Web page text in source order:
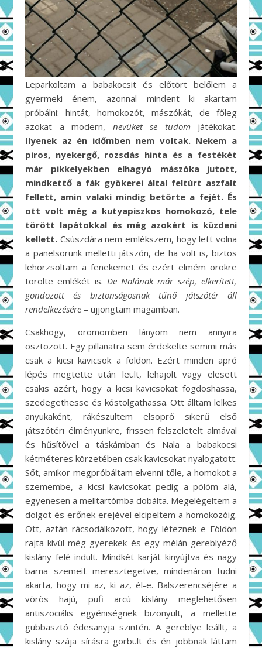
Leparkoltam a babakocsit és előtört belőlem a
gyermeki énem, azonnal mindent ki akartam
próbálni: hintát, homokozót, mászókát, de főleg
azokat a modern, nevüket se tudom játékokat.
Ilyenek az én időmben nem voltak. Nekem a
piros, nyekergő, rozsdás hinta és a festékét
már pikkelyekben elhagyó mászóka jutott,
mindkettő a fák gyökerei által feltúrt aszfalt
fellett, amin valaki mindig betörte a fejét. És
ott volt még a kutyapiszkos homokozó, tele
törött lapátokkal és még azokért is küzdeni
kellett. Csúszdára nem emlékszem, hogy lett volna
a panelsorunk melletti játszón, de ha volt is, biztos
lehorzsoltam a fenekemet és ezért elmém örökre
törölte emlékét is. De Nalának már szép, elkerített,
gondozott és biztonságosnak tűnő játszótér áll
rendelkezésére – ujjongtam magamban.
Csakhogy, örömömben lányom nem annyira
osztozott. Egy pillanatra sem érdekelte semmi más
csak a kicsi kavicsok a földön. Ezért minden apró
lépés megtette után leült, lehajolt vagy elesett
csakis azért, hogy a kicsi kavicsokat fogdoshassa,
szedegethesse és kóstolgathassa. Ott álltam lelkes
anyukaként, rákészültem elsöprő sikerű első
játszótéri élményünkre, frissen felszeletelt almával
és hűsítővel a táskámban és Nala a babakocsi
kétméteres körzetében csak kavicsokat nyalogatott.
Sőt, amikor megpróbáltam elvenni tőle, a homokot a
szemembe, a kicsi kavicsokat pedig a pólóm alá,
egyenesen a melltartómba dobálta. Megelégeltem a
dolgot és erőnek erejével elcipeltem a homokozóig.
Ott, aztán rácsodálkozott, hogy léteznek e Földön
rajta kívül még gyerekek és egy mélán gereblyéző
kislány felé indult. Mindkét karját kinyújtva és nagy
barna szemeit meresztegetve, mindenáron tudni
akarta, hogy mi az, ki az, él-e. Balszerencséjére a
vörös hajú, pufi arcú kislány meglehetősen
antiszociális egyéniségnek bizonyult, a mellette
gubbasztó édesanyja szintén. A gereblye leállt, a
kislány szája sírásra görbült és én jobbnak láttam